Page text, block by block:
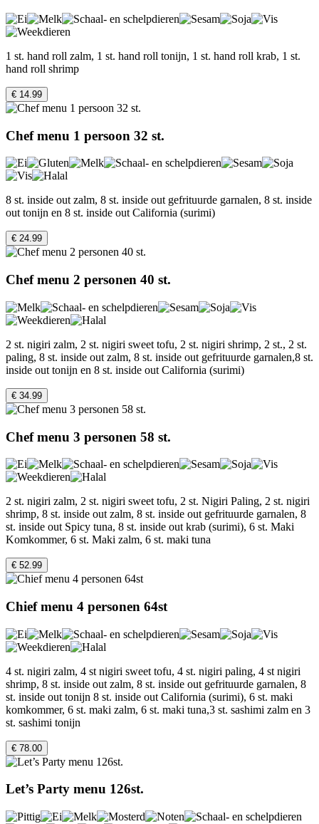
1 st. hand roll zalm, 1 st. hand roll tonijn, 1 st. hand roll krab, 1 st.
hand roll shrimp
€ 14.99
Chef menu 1 persoon 32 st.
8 st. inside out zalm, 8 st. inside out gefrituurde garnalen, 8 st. inside
out tonijn en 8 st. inside out California (surimi)
€ 24.99
Chef menu 2 personen 40 st.
2 st. nigiri zalm, 2 st. nigiri sweet tofu, 2 st. nigiri shrimp, 2 st., 2 st.
paling, 8 st. inside out zalm, 8 st. inside out gefrituurde garnalen,8 st.
inside out tonijn en 8 st. inside out California (surimi)
€ 34.99
Chef menu 3 personen 58 st.
2 st. nigiri zalm, 2 st. nigiri sweet tofu, 2 st. Nigiri Paling, 2 st. nigiri
shrimp, 8 st. inside out zalm, 8 st. inside out gefrituurde garnalen, 8
st. inside out Spicy tuna, 8 st. inside out krab (surimi), 6 st. Maki
Komkommer, 6 st. Maki zalm, 6 st. maki tuna
€ 52.99
Chief menu 4 personen 64st
4 st. nigiri zalm, 4 st nigiri sweet tofu, 4 st. nigiri paling, 4 st nigiri
shrimp, 8 st. inside out zalm, 8 st. inside out gefrituurde garnalen, 8
st. inside out tonijn 8 st. inside out California (surimi), 6 st. maki
komkommer, 6 st. maki zalm, 6 st. maki tuna,3 st. sashimi zalm en 3
st. sashimi tonijn
€ 78.00
Let’s Party menu 126st.